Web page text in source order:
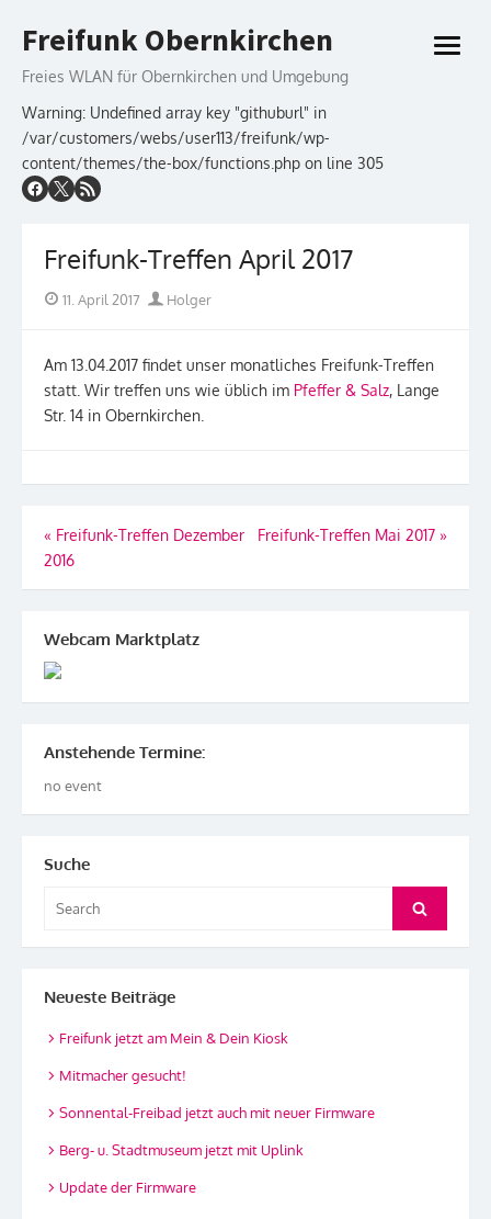
to
Freifunk Obernkirchen
Freies WLAN für Obernkirchen und Umgebung
Warning: Undefined array key "githuburl" in
/var/customers/webs/user113/freifunk/wp-
content/themes/the-box/functions.php on line 305
open
Freifunk-Treffen April 2017
Posted
11. April 2017 Author
Holger
Am 13.04.2017 findet unser monatliches Freifunk-Treffen
statt. Wir treffen uns wie üblich im Pfeffer & Salz, Lange
Str. 14 in Obernkirchen.
Beitragsnavigation
« Freifunk-Treffen Dezember
2016
Freifunk-Treffen Mai 2017 »
Webcam Marktplatz
Anstehende Termine:
no event
Suche
for:
Search
Neueste Beiträge
Freifunk jetzt am Mein & Dein Kiosk
Mitmacher gesucht!
Sonnental-Freibad jetzt auch mit neuer Firmware
Berg- u. Stadtmuseum jetzt mit Uplink
Update der Firmware